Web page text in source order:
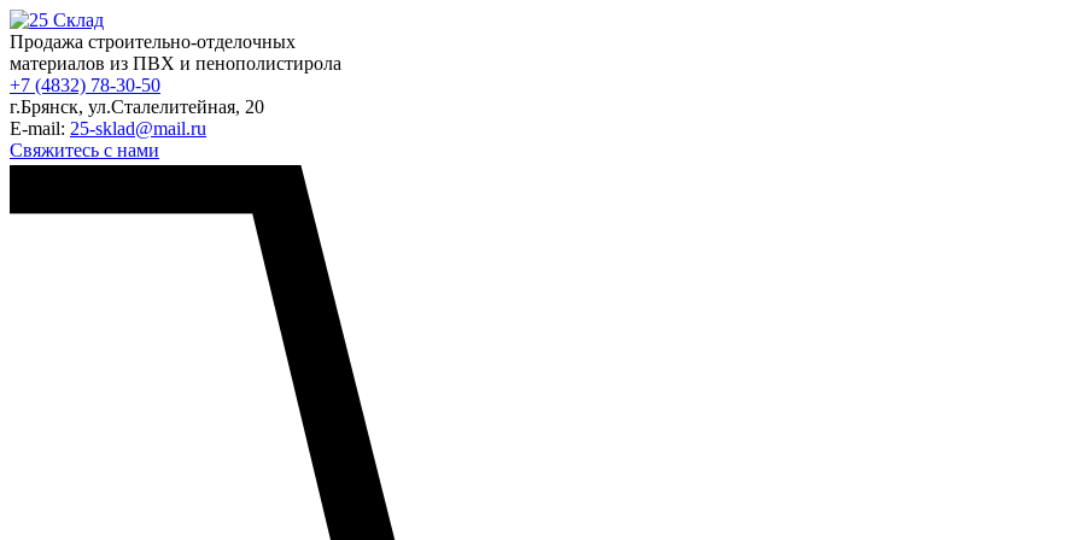
Продажа строительно-отделочных
материалов из ПВХ и пенополистирола
+7 (4832) 78-30-50
г.Брянск, ул.Сталелитейная, 20
E-mail: 25-sklad@mail.ru
Свяжитесь с нами